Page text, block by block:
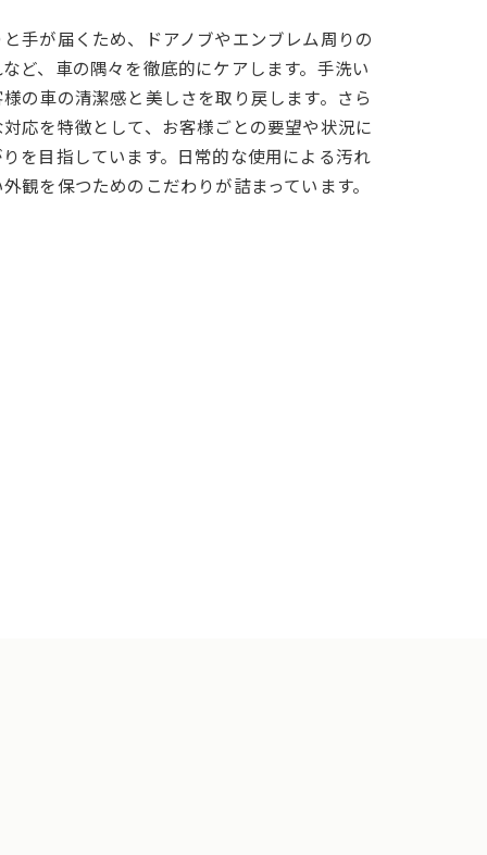
手が届くため、ドアノブやエンブレム周りの
ど、車の隅々を徹底的にケアします。手洗い
の車の清潔感と美しさを取り戻します。さら
応を特徴として、お客様ごとの要望や状況に
を目指しています。日常的な使用による汚れ
観を保つためのこだわりが詰まっています。